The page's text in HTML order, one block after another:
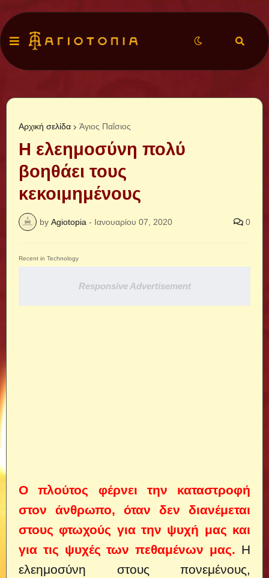
Αρχική σελίδα Άγιος Παΐσιος
Η ελεημοσύνη πολύ
βοηθάει τους
κεκοιμημένους
by Agiotopia - Ιανουαρίου 07, 2020 0
Recent in Technology
Responsive Advertisement
Ο πλούτος φέρνει την καταστροφή
στον άνθρωπο, όταν δεν διανέμεται
στους φτωχούς για την ψυχή μας και
για τις ψυχές των πεθαμένων μας. Η
ελεημοσύνη στους πονεμένους,